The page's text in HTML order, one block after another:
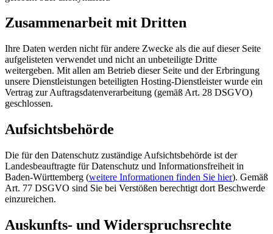
Zusammenarbeit mit Dritten
Ihre Daten werden nicht für andere Zwecke als die auf dieser Seite
aufgelisteten verwendet und nicht an unbeteiligte Dritte
weitergeben. Mit allen am Betrieb dieser Seite und der Erbringung
unsere Dienstleistungen beteiligten Hosting-Dienstleister wurde ein
Vertrag zur Auftragsdatenverarbeitung (gemäß Art. 28 DSGVO)
geschlossen.
Aufsichtsbehörde
Die für den Datenschutz zuständige Aufsichtsbehörde ist der
Landesbeauftragte für Datenschutz und Informationsfreiheit in
Baden-Württemberg (weitere Informationen finden Sie hier). Gemäß
Art. 77 DSGVO sind Sie bei Verstößen berechtigt dort Beschwerde
einzureichen.
Auskunfts- und Widerspruchsrechte